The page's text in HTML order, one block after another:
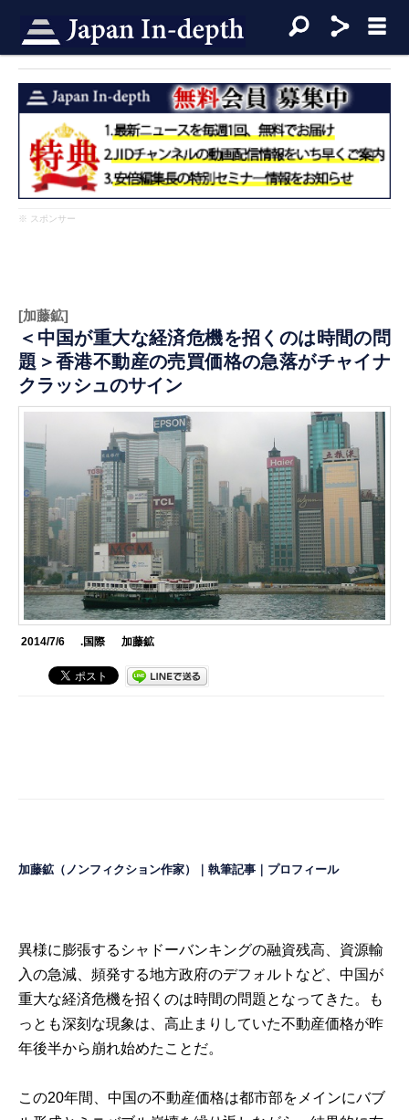
※ スポンサー
[加藤鉱]
＜中国が重大な経済危機を招くのは時間の問
題＞香港不動産の売買価格の急落がチャイナ
クラッシュのサイン
2014/7/6 .国際 加藤鉱
加藤鉱（ノンフィクション作家）｜執筆記事 プロフィール
異様に膨張するシャドーバンキングの融資残高、資源輸
入の急減、頻発する地方政府のデフォルトなど、中国が
重大な経済危機を招くのは時間の問題となってきた。も
っとも深刻な現象は、高止まりしていた不動産価格が昨
年後半から崩れ始めたことだ。
この20年間、中国の不動産価格は都市部をメインにバブ